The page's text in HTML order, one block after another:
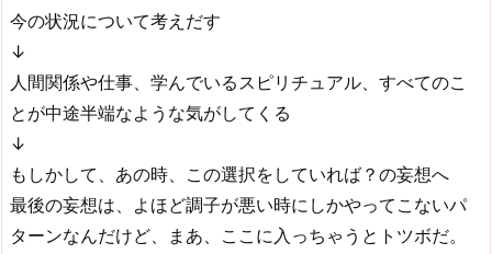
今の状況について考えだす
↓
人間関係や仕事、学んでいるスピリチュアル、すべてのこ
とが中途半端なような気がしてくる
↓
もしかして、あの時、この選択をしていれば？の妄想へ
最後の妄想は、よほど調子が悪い時にしかやってこないパ
ターンなんだけど、まあ、ここに入っちゃうとトツボだ。